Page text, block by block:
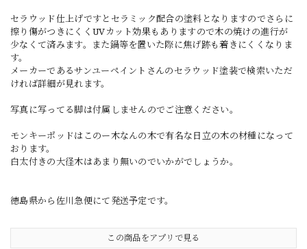
セラウッド仕上げですとセラミック配合の塗料となりますのでさらに
擦り傷がつきにくくUVカット効果もありますので木の焼けの進行が
少なくて済みます。また鍋等を置いた際に焦げ跡も着きにくくなりま
す。
メーカーであるサンユーペイントさんのセラウッド塗装で検索いただ
ければ詳細が見れます。
写真に写ってる脚は付属しませんのでご注意ください。
モンキーポッドはこのー木なんの木で有名な日立の木の材種になって
おります。
白太付きの大径木はあまり無いのでいかがでしょうか。
徳島県から佐川急便にて発送予定です。
この商品をアプリで見る